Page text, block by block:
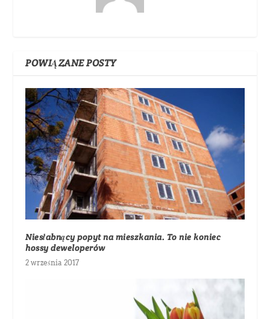
POWIĄZANE POSTY
Niesłabnący popyt na mieszkania. To nie koniec
hossy deweloperów
2 września 2017